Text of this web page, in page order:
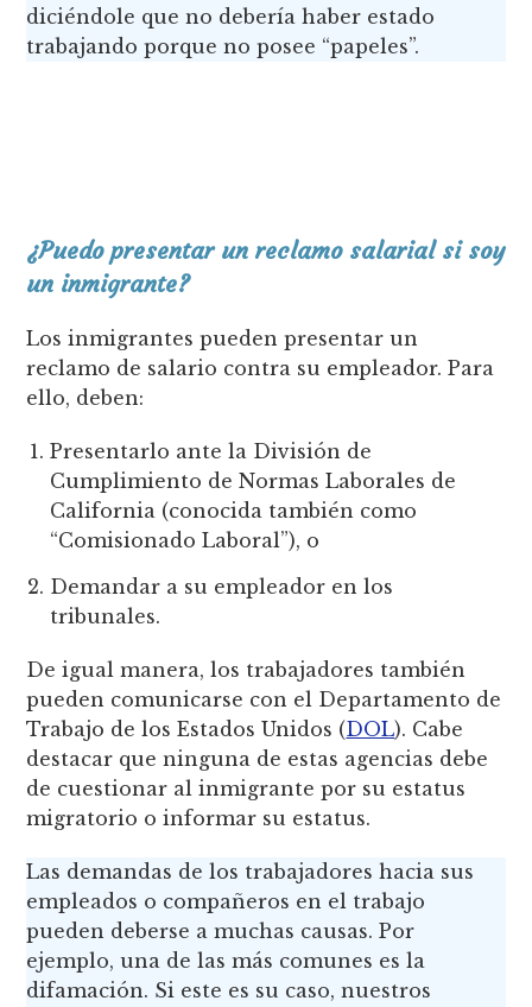
diciéndole que no debería haber estado
trabajando porque no posee “papeles”.
¿Puedo presentar un reclamo salarial si soy
un inmigrante?
Los inmigrantes pueden presentar un
reclamo de salario contra su empleador. Para
ello, deben:
Presentarlo ante la División de
Cumplimiento de Normas Laborales de
California (conocida también como
“Comisionado Laboral”), o
Demandar a su empleador en los
tribunales.
De igual manera, los trabajadores también
pueden comunicarse con el Departamento de
Trabajo de los Estados Unidos (DOL). Cabe
destacar que ninguna de estas agencias debe
de cuestionar al inmigrante por su estatus
migratorio o informar su estatus.
Las demandas de los trabajadores hacia sus
empleados o compañeros en el trabajo
pueden deberse a muchas causas. Por
ejemplo, una de las más comunes es la
difamación. Si este es su caso, nuestros